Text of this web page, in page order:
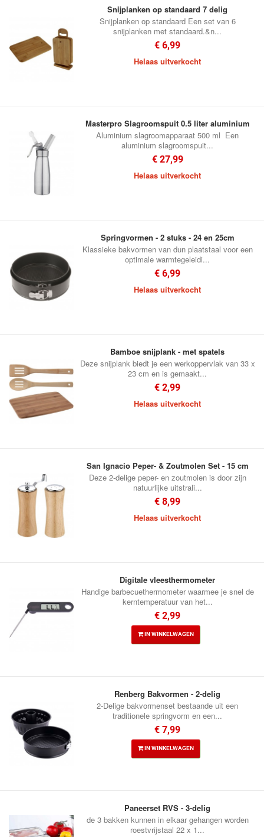
Snijplanken op standaard 7 delig
Snijplanken op standaard Een set van 6
snijplanken met standaard.&n...
€ 6,99
Helaas uitverkocht
Masterpro Slagroomspuit 0.5 liter aluminium
Aluminium slagroomapparaat 500 ml Een
aluminium slagroomspuit...
€ 27,99
Helaas uitverkocht
Springvormen - 2 stuks - 24 en 25cm
Klassieke bakvormen van dun plaatstaal voor een
optimale warmtegeleidi...
€ 6,99
Helaas uitverkocht
Bamboe snijplank - met spatels
Deze snijplank biedt je een werkoppervlak van 33 x
23 cm en is gemaakt...
€ 2,99
Helaas uitverkocht
San Ignacio Peper- & Zoutmolen Set - 15 cm
Deze 2-delige peper- en zoutmolen is door zijn
natuurlijke uitstrali...
€ 8,99
Helaas uitverkocht
Digitale vleesthermometer
Handige barbecuethermometer waarmee je snel de
kerntemperatuur van het...
€ 2,99
IN WINKELWAGEN
Renberg Bakvormen - 2-delig
2-Delige bakvormenset bestaande uit een
traditionele springvorm en een...
€ 7,99
IN WINKELWAGEN
Paneerset RVS - 3-delig
de 3 bakken kunnen in elkaar gehangen worden
roestvrijstaal 22 x 1...